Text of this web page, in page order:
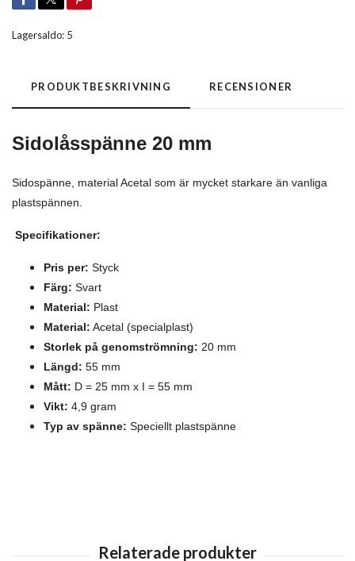
Lagersaldo: 5
PRODUKTBESKRIVNING RECENSIONER
Sidolåsspänne 20 mm
Sidospänne, material Acetal som är mycket starkare än vanliga
plastspännen.
Specifikationer:
Pris per: Styck
Färg: Svart
Material: Plast
Material: Acetal (specialplast)
Storlek på genomströmning: 20 mm
Längd: 55 mm
Mått: D = 25 mm x I = 55 mm
Vikt: 4,9 gram
Typ av spänne: Speciellt plastspänne